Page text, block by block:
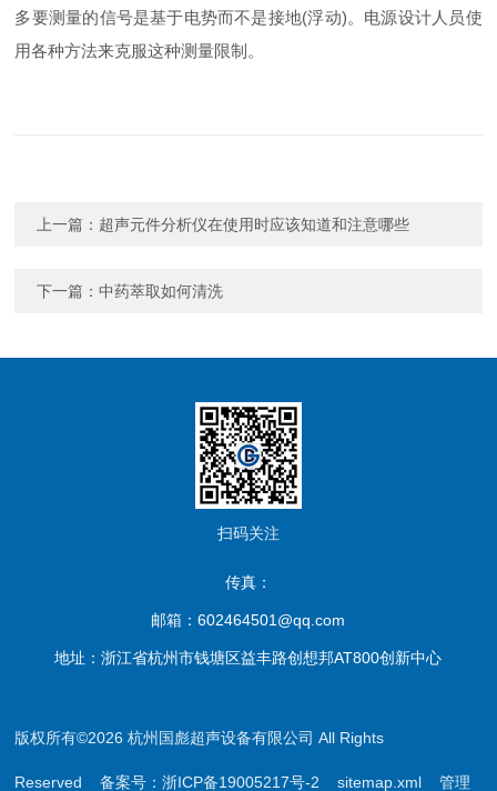
多要测量的信号是基于电势而不是接地(浮动)。电源设计人员使
用各种方法来克服这种测量限制。
上一篇： 超声元件分析仪在使用时应该知道和注意哪些
下一篇：中药萃取如何清洗
扫码关注
传真：
邮箱：602464501@qq.com
地址：浙江省杭州市钱塘区益丰路创想邦AT800创新中心
版权所有©2026 杭州国彪超声设备有限公司 All Rights
Reserved备案号：浙ICP备19005217号-2 sitemap.xml 管理